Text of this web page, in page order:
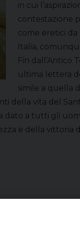
in cui
contestazione
come eretici
Italia,
Fin dall’Antico
ultima lettera
simile a quella
della vita del
dato a tutti gli
e della vittoria